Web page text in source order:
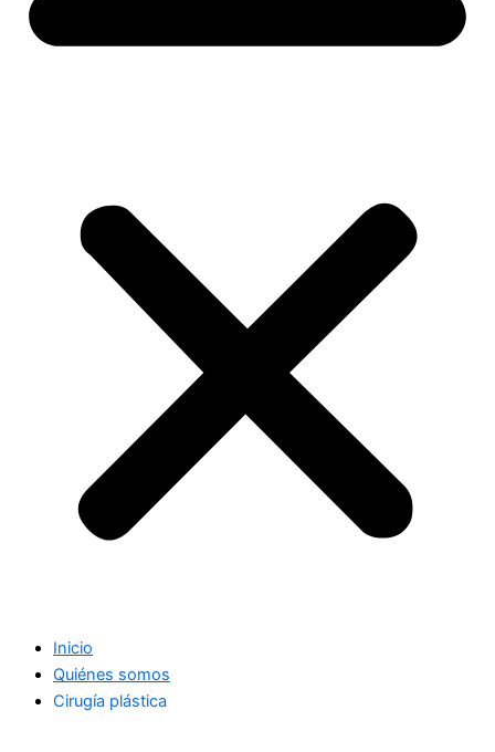
Inicio
Quiénes somos
Cirugía plástica